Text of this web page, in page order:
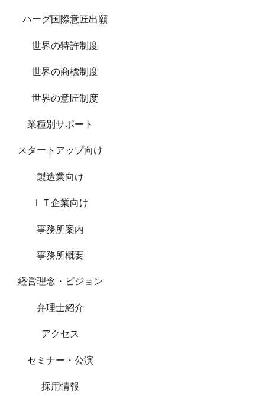
ハーグ国際意匠出願
世界の特許制度
世界の商標制度
世界の意匠制度
業種別サポート
スタートアップ向け
製造業向け
ＩＴ企業向け
事務所案内
事務所概要
経営理念・ビジョン
弁理士紹介
アクセス
セミナー・公演
採用情報